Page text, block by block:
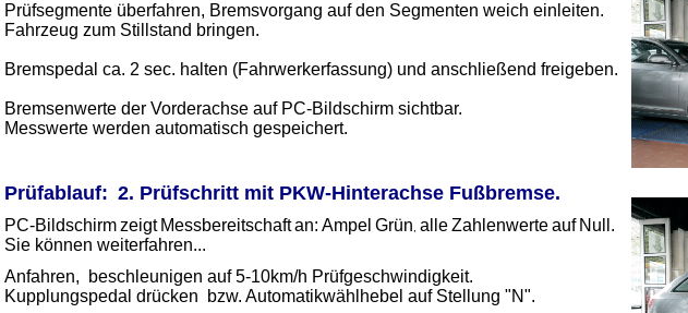
Prüfsegmente überfahren, Bremsvorgang auf den Segmenten weich einleiten.
Fahrzeug zum Stillstand bringen.
Bremspedal ca. 2 sec. halten (Fahrwerkerfassung) und anschließend freigeben.
Bremsenwerte der Vorderachse auf PC-Bildschirm sichtbar.
Messwerte werden automatisch gespeichert.
Prüfablauf: 2. Prüfschritt mit PKW-Hinterachse Fußbremse.
PC-Bildschirmzeigt Messbereitschaftan: Ampel Grün alleZahlenwerteauf Null.
Sie können weiterfahren...
Anfahren, beschleunigen auf 5-10km/h Prüfgeschwindigkeit.
Kupplungspedal drücken bzw. Automatikwählhebel auf Stellung "N".